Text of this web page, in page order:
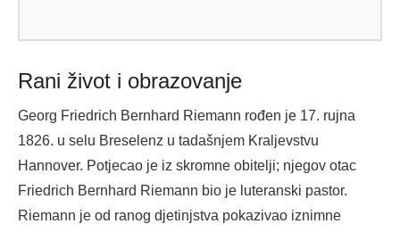
Rani život i obrazovanje
Georg Friedrich Bernhard Riemann rođen je 17. rujna
1826. u selu Breselenz u tadašnjem Kraljevstvu
Hannover. Potjecao je iz skromne obitelji; njegov otac
Friedrich Bernhard Riemann bio je luteranski pastor.
Riemann je od ranog djetinjstva pokazivao iznimne